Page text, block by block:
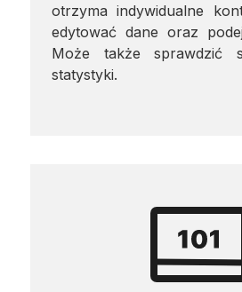
otrzyma indywidualne
edytować dane oraz
Może także sprawdzić
statystyki.